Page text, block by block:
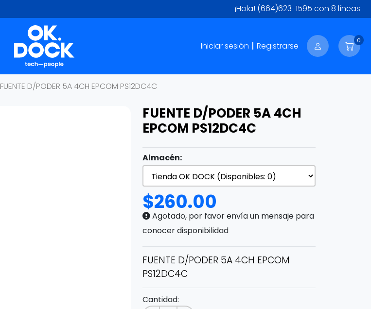
¡Hola! (664)623-1595 con 8 líneas
Iniciar sesión Registrarse
0
FUENTE D/PODER 5A 4CH EPCOM PS12DC4C
FUENTE D/PODER 5A 4CH
EPCOM PS12DC4C
Almacén:
$260.00
Agotado, por favor envía un mensaje para
conocer disponibilidad
FUENTE D/PODER 5A 4CH EPCOM
PS12DC4C
Cantidad: